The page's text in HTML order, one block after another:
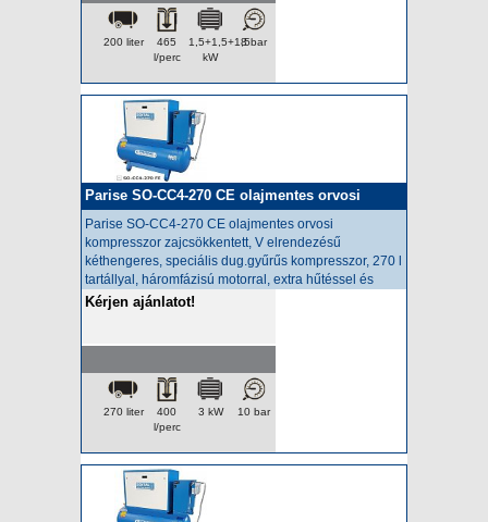
8 bar
1,5+1,5+1,5
kW
465
l/perc
200 liter
Parise SO-CC4-270 CE olajmentes orvosi
kompresszor
Parise SO-CC4-270 CE olajmentes orvosi
kompresszor zajcsökkentett, V elrendezésű
kéthengeres, speciális dug.gyűrűs kompresszor, 270 l
tartállyal, háromfázisú motorral, extra hűtéssel és
hűtveszárítóval.
Kérjen ajánlatot!
10 bar
3 kW
400
l/perc
270 liter